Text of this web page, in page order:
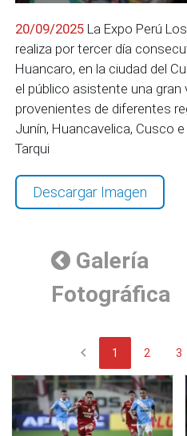
20/09/2025 La Expo Perú
realiza por tercer día
Huancaro, en la ciudad del
el público asistente una gran
provenientes de diferentes
Junín, Huancavelica, Cusco
Tarqui
Descargar Imagen
Galería
Fotográfica
chevron_left 1 2 3